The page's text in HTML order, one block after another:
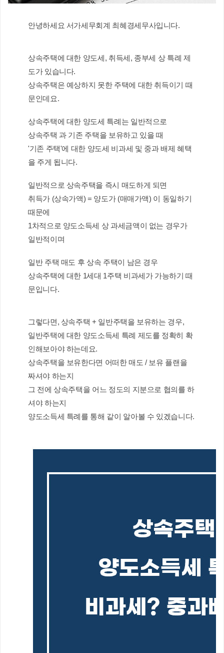
안녕하세요 서가세무회계 최혜경세무사입니다.
상속주택에 대한 양도세, 취득세, 종부세 상 특례 제
도가 있습니다.
상속주택은 예상하지 못한 주택에 대한 취득이기 때
문인데요.
상속주택에 대한 양도세 특례는 일반적으로
상속주택 과 기존 주택을 보유하고 있을 때
'기존 주택'에 대한 양도세 비과세 및 중과 배제 혜택
을 주게 됩니다.
일반적으로 상속주택을 즉시 매도하게 되면
취득가 (상속가액) = 양도가 (매매가액) 이 동일하기
때문에
1차적으로 양도소득세 상 과세금액이 없는 경우가
일반적이며
일반 주택 매도 후 상속 주택이 남은 경우
상속주택에 대한 1세대 1주택 비과세가 가능하기 때
문입니다.
그렇다면, 상속주택 + 일반주택을 보유하는 경우,
일반주택에 대한 양도소득세 특례 제도를 정확히 확
인해보아야 하는데요.
상속주택을 보유한다면 어떠한 매도 / 보유 플랜을
짜셔야 하는지
그 전에 상속주택을 어느 정도의 지분으로 협의를 하
셔야 하는지
양도소득세 특례를 통해 같이 알아볼 수 있겠습니다.